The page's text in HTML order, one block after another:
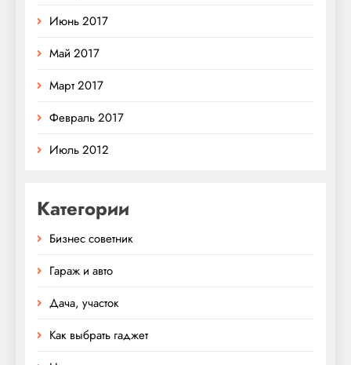
Июнь 2017
Май 2017
Март 2017
Февраль 2017
Июль 2012
Категории
Бизнес советник
Гараж и авто
Дача, участок
Как выбрать гаджет